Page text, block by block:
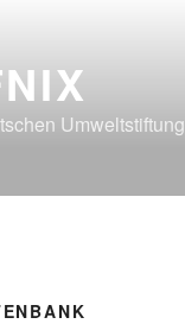
Umweltstiftung